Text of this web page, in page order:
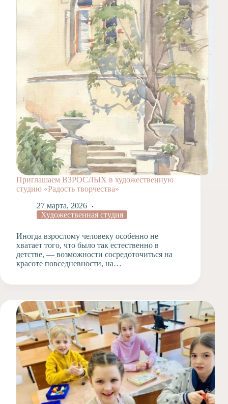
Приглашаем ВЗРОСЛЫХ в художественную
студию «Радость творчества»
27 марта, 2026
Художественная студия
Иногда взрослому человеку особенно не
хватает того, что было так естественно в
детстве, — возможности сосредоточиться на
красоте повседневности, на…